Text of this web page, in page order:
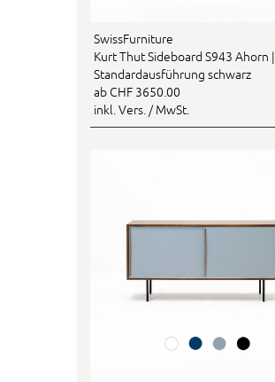
SwissFurniture
Kurt Thut Sideboard S943 Ahorn |
Standardausführung schwarz
ab CHF 3650.00
inkl. Vers. / MwSt.